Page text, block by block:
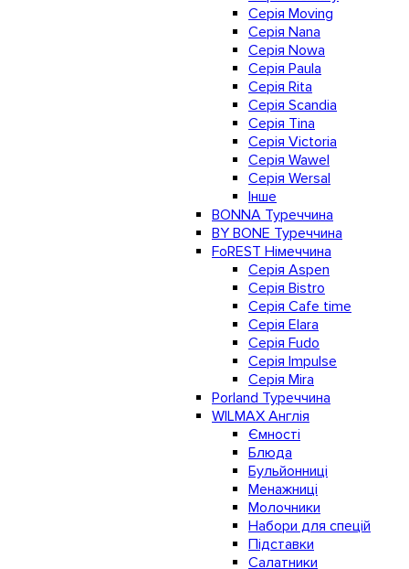
Серія Moving
Серія Nana
Серія Nowa
Серія Paula
Серія Rita
Серія Scandia
Серія Tina
Серія Victoria
Серія Wawel
Серія Wersal
Інше
BONNA Туреччина
BY BONE Туреччина
FoREST Німеччина
Серія Aspen
Серія Bistro
Серія Cafe time
Серія Elara
Серія Fudo
Серія Impulse
Серія Mira
Porland Туреччина
WILMAX Англія
Ємності
Блюда
Бульйонниці
Менажниці
Молочники
Набори для спецій
Підставки
Салатники